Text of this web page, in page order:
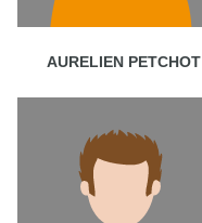
AURELIEN PETCHOT